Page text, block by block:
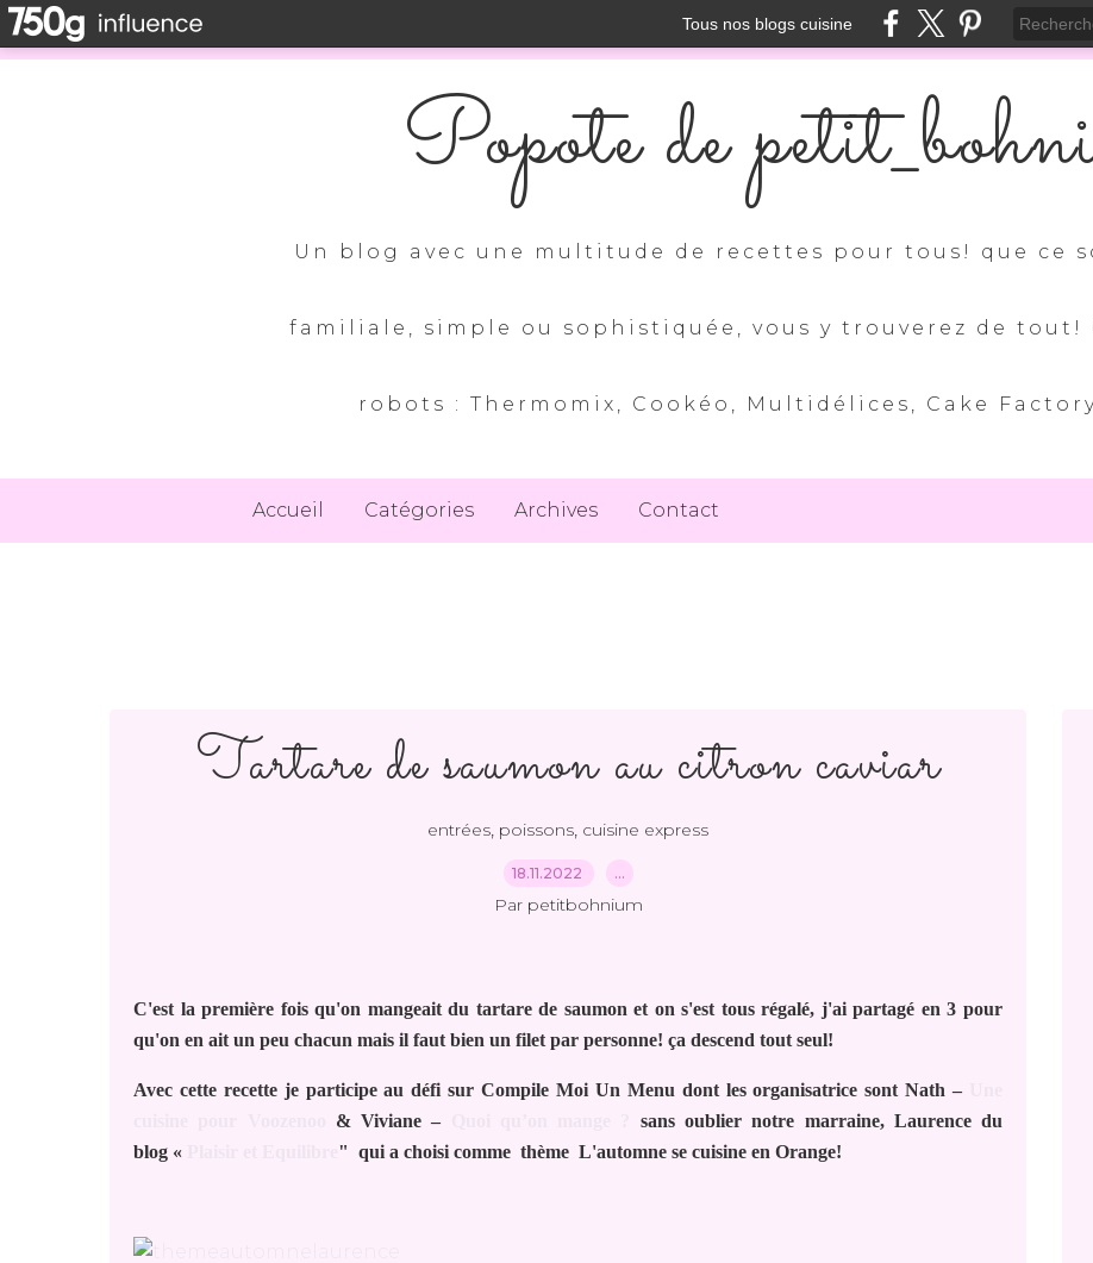
Tous nos blogs cuisine
Popote de
Un blog avec une multitude de recettes pour tous! que ce
familiale, simple ou sophistiquée, vous y trouverez de tout!
robots : Thermomix, Cookéo, Multidélices, Cake
Accueil Catégories Archives Contact
Tartare de saumon au citron caviar
entrées, poissons, cuisine express
18.11.2022 …
Par petitbohnium
C'est la première fois qu'on mangeait du tartare de saumon et on s'est tous régalé, j'ai partagé en 3 pour
qu'on en ait un peu chacun mais il faut bien un filet par personne! ça descend tout seul!
Avec cette recette je participe au défi sur Compile Moi Un Menu dont les organisatrice sont Nath –
& Viviane –
sans oublier notre marraine, Laurence du
blog «
" qui a choisi comme thème L'automne se cuisine en Orange!